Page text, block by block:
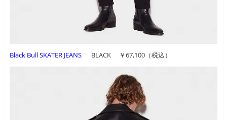
Black Bull SKATER JEANS BLACK ￥67,100（税込）